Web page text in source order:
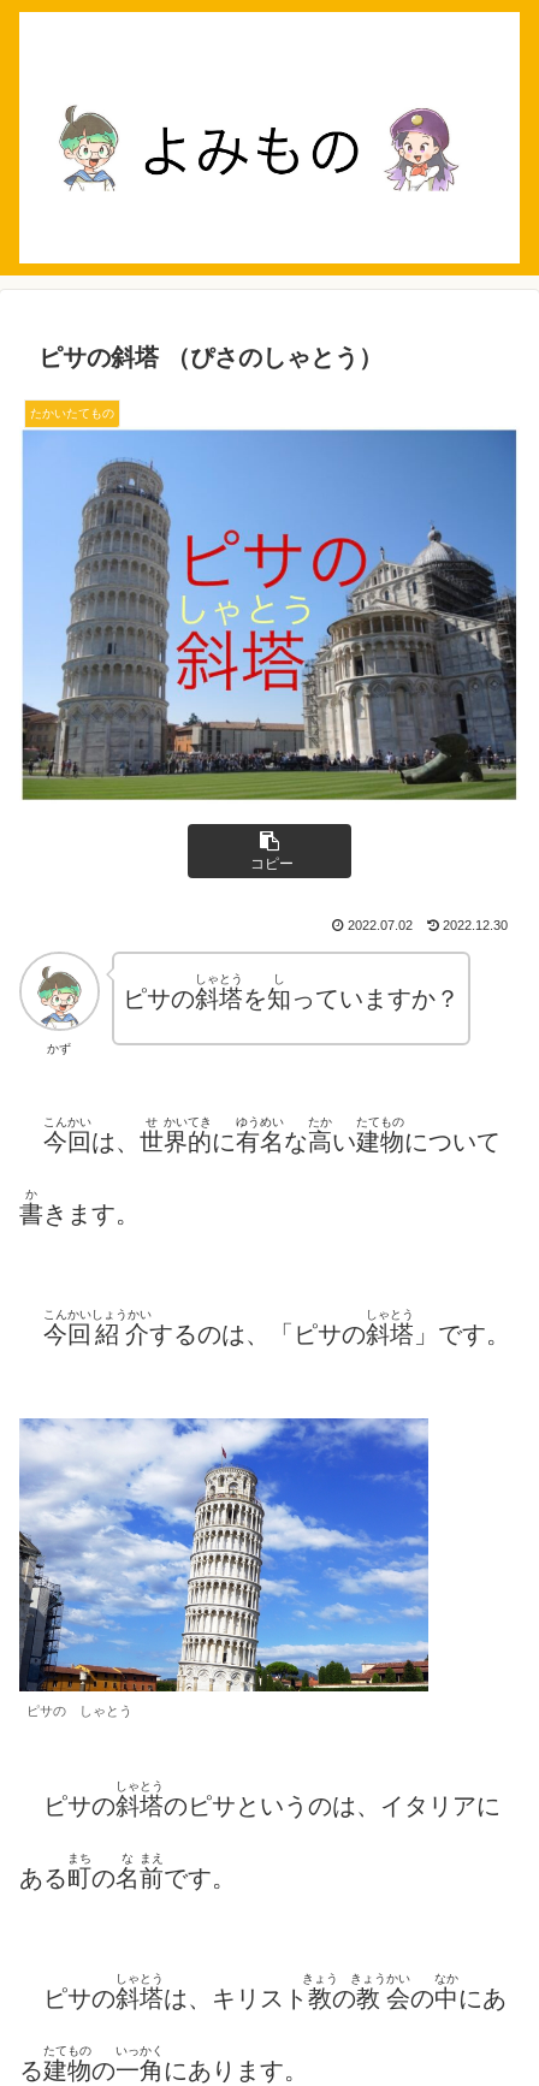
ピサの斜塔 （ぴさのしゃとう）
たかいたてもの
コピー
2022.07.02 2022.12.30
かず
ピサの斜塔
しゃとう
を知
し
っていますか？
今回
こんかい
は、 世
せ
界的
かいてき
に有名
ゆうめい
な高
たか
い建物
たてもの
について
書
か
きます。
今回
こんかい
紹介
しょうかい
するのは、「ピサの斜塔
しゃとう
」です。
ピサの しゃとう
ピサの斜塔
しゃとう
のピサというのは、イタリアに
ある町
まち
の名
な
前
まえ
です。
ピサの斜塔
しゃとう
は、キリスト 教
きょう
の教
きょう
会
かい
の中
なか
にあ
る建物
たてもの
の一角
いっかく
にあります。